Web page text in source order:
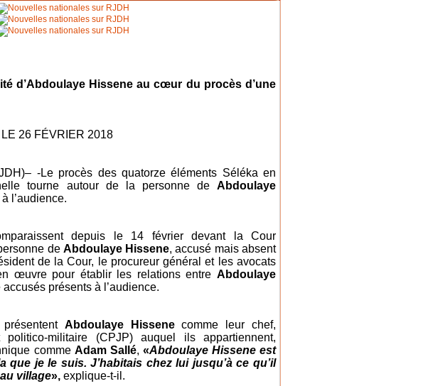
d’Abdoulaye Hissene au cœur du procès d’une
LE 26 FÉVRIER 2018
-Le procès des quatorze éléments Séléka en
tourne autour de la personne de Abdoulaye
l’audience.
depuis le 14 février devant la Cour
de Abdoulaye Hissene, accusé mais absent
de la Cour, le procureur général et les avocats
œuvre pour établir les relations entre Abdoulaye
présents à l’audience.
Abdoulaye Hissenecomme leur chef,
politico-militaire (CPJP) auquel ils appartiennent,
comme Adam Sallé, «Abdoulaye Hissene est
que je le suis. J’habitais chez lui jusqu’à ce qu’il
village», explique-t-il.